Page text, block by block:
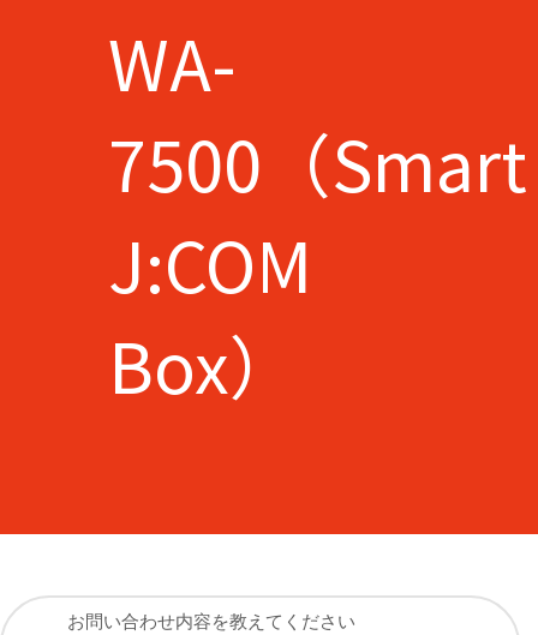
WA-
7500（Smart
J:COM
Box）